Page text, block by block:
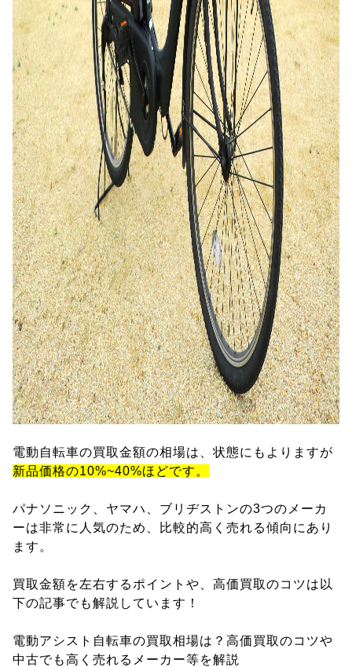
電動自転車の買取金額の相場は、状態にもよりますが
新品価格の10%~40%ほどです。
パナソニック、ヤマハ、ブリヂストンの3つのメーカ
ーは非常に人気のため、比較的高く売れる傾向にあり
ます。
買取金額を左右するポイントや、高価買取のコツは以
下の記事でも解説しています！
電動アシスト自転車の買取相場は？高価買取のコツや
中古でも高く売れるメーカー等を解説